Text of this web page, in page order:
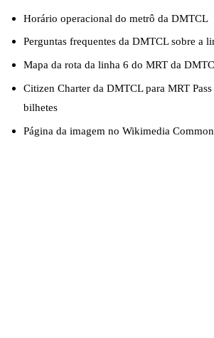
Horário operacional do metrô da DMTCL
Perguntas frequentes da DMTCL sobre a
Mapa da rota da linha 6 do MRT da
Citizen Charter da DMTCL para MRT
bilhetes
Página da imagem no Wikimedia